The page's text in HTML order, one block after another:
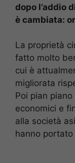
dopo l’addio
è cambiata:
La proprietà
fatto molto
cui è
migliorata
Poi pian
economici e
alla società
hanno